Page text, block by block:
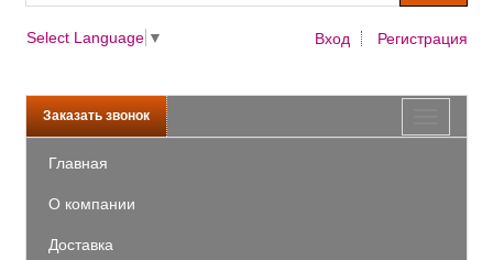
Вход Регистрация
Select Language ▼
Заказать звонок
Главная
О компании
Доставка